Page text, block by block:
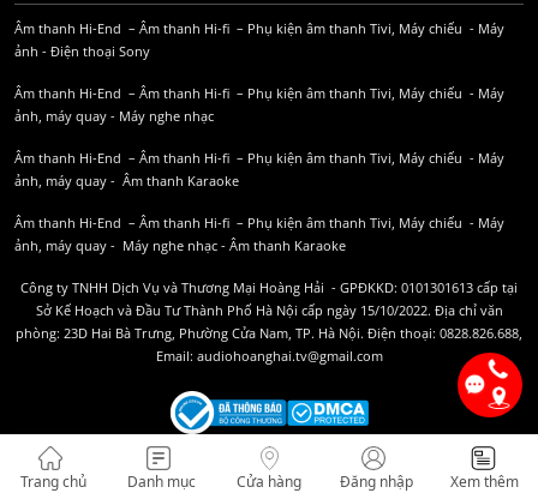
Âm thanh Hi-End – Âm thanh Hi-fi – Phụ kiện âm thanh Tivi, Máy chiếu - Máy
ảnh - Điện thoại Sony
Âm thanh Hi-End – Âm thanh Hi-fi – Phụ kiện âm thanh Tivi, Máy chiếu - Máy
ảnh, máy quay - Máy nghe nhạc
Âm thanh Hi-End – Âm thanh Hi-fi – Phụ kiện âm thanh Tivi, Máy chiếu - Máy
ảnh, máy quay - Âm thanh Karaoke
Âm thanh Hi-End – Âm thanh Hi-fi – Phụ kiện âm thanh Tivi, Máy chiếu - Máy
ảnh, máy quay - Máy nghe nhạc - Âm thanh Karaoke
Công ty TNHH Dịch Vụ và Thương Mại Hoàng Hải - GPĐKKD: 0101301613 cấp tại
Sở Kế Hoạch và Đầu Tư Thành Phố Hà Nội cấp ngày 15/10/2022. Địa chỉ văn
phòng: 23D Hai Bà Trưng, Phường Cửa Nam, TP. Hà Nội. Điện thoại: 0828.826.688,
Email: audiohoanghai.tv@gmail.com
Trang chủ Danh mục Cửa hàng Đăng nhập Xem thêm